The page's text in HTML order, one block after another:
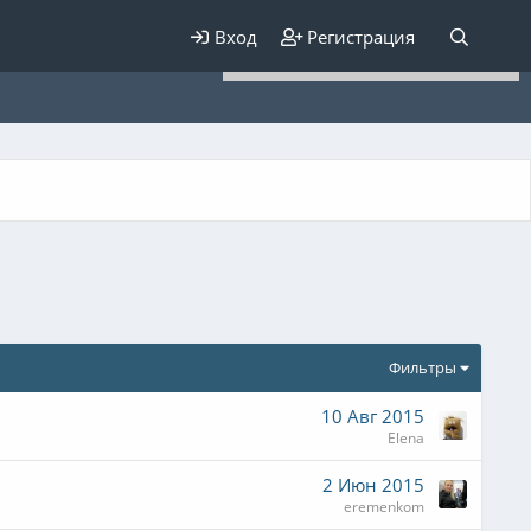
Вход Регистрация
Фильтры
10 Авг 2015
Elena
2 Июн 2015
eremenkom
Для любых предложений по